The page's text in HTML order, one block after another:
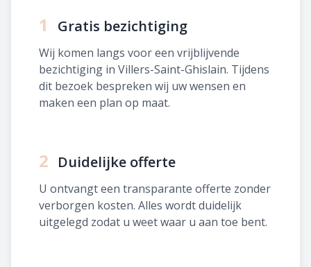
1 Gratis bezichtiging
Wij komen langs voor een vrijblijvende
bezichtiging in Villers-Saint-Ghislain. Tijdens
dit bezoek bespreken wij uw wensen en
maken een plan op maat.
2 Duidelijke offerte
U ontvangt een transparante offerte zonder
verborgen kosten. Alles wordt duidelijk
uitgelegd zodat u weet waar u aan toe bent.